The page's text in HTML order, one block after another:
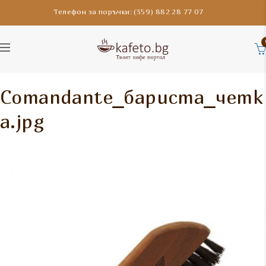
Телефон за поръчки: (359) 882 28 77 07
Comandante_бариста_четк
а.jpg